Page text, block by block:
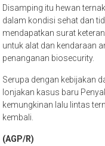
Disamping itu hewan
dalam kondisi sehat dan
mendapatkan surat
untuk alat dan kendaraan
penanganan biosecurity.
Serupa dengan kebijakan
lonjakan kasus baru
kemungkinan lalu lintas
kembali.
(AGP/R)